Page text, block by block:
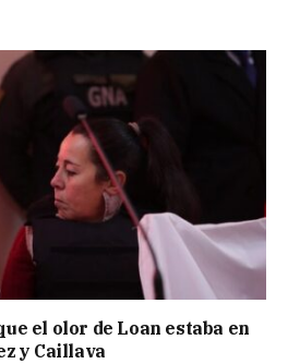
el olor de Loan estaba en
y Caillava